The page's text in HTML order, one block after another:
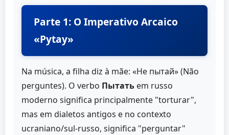
Parte 1: O Imperativo Arcaico
«Pytay»
Na música, a filha diz à mãe: «Не пытай» (Não
perguntes). O verbo Пытать em russo
moderno significa principalmente "torturar",
mas em dialetos antigos e no contexto
ucraniano/sul-russo, significa "perguntar"